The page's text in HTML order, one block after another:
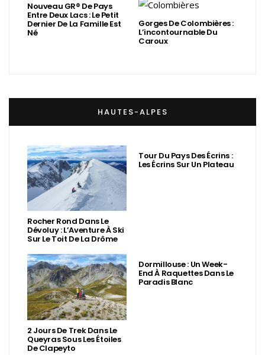
Nouveau GR® De Pays
Entre Deux Lacs : Le Petit
Dernier De La Famille Est
Né
Gorges De Colombières :
L’incontournable Du
Caroux
HAUTES-ALPES
Rocher Rond Dans Le
Dévoluy : L’Aventure À Ski
Sur Le Toit De La Drôme
Tour Du Pays Des Écrins :
Les Écrins Sur Un Plateau
2 Jours De Trek Dans Le
Queyras Sous Les Étoiles
De Clapeyto
Dormillouse : Un Week-
End À Raquettes Dans Le
Paradis Blanc